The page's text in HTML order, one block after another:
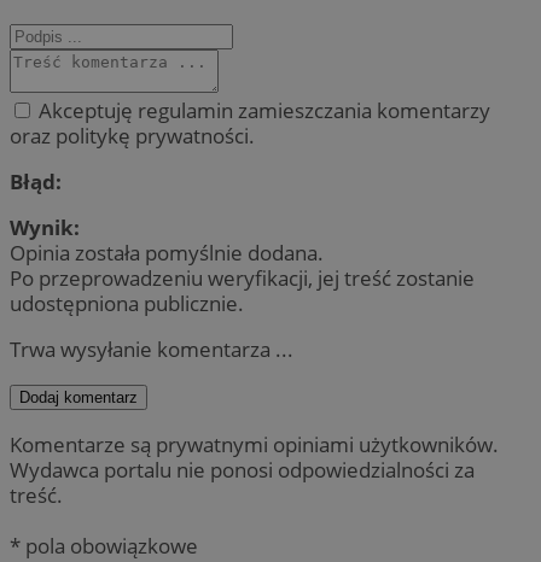
Akceptuję regulamin zamieszczania komentarzy
oraz politykę prywatności.
Błąd:
Wynik:
Opinia została pomyślnie dodana.
Po przeprowadzeniu weryfikacji, jej treść zostanie
udostępniona publicznie.
Trwa wysyłanie komentarza ...
Dodaj komentarz
Komentarze są prywatnymi opiniami użytkowników.
Wydawca portalu nie ponosi odpowiedzialności za
treść.
* pola obowiązkowe